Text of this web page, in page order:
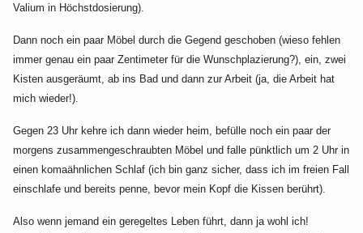
Valium in Höchstdosierung).
Dann noch ein paar Möbel durch die Gegend geschoben (wieso fehlen
immer genau ein paar Zentimeter für die Wunschplazierung?), ein, zwei
Kisten ausgeräumt, ab ins Bad und dann zur Arbeit (ja, die Arbeit hat
mich wieder!).
Gegen 23 Uhr kehre ich dann wieder heim, befülle noch ein paar der
morgens zusammengeschraubten Möbel und falle pünktlich um 2 Uhr in
einen komaähnlichen Schlaf (ich bin ganz sicher, dass ich im freien Fall
einschlafe und bereits penne, bevor mein Kopf die Kissen berührt).
Also wenn jemand ein geregeltes Leben führt, dann ja wohl ich!